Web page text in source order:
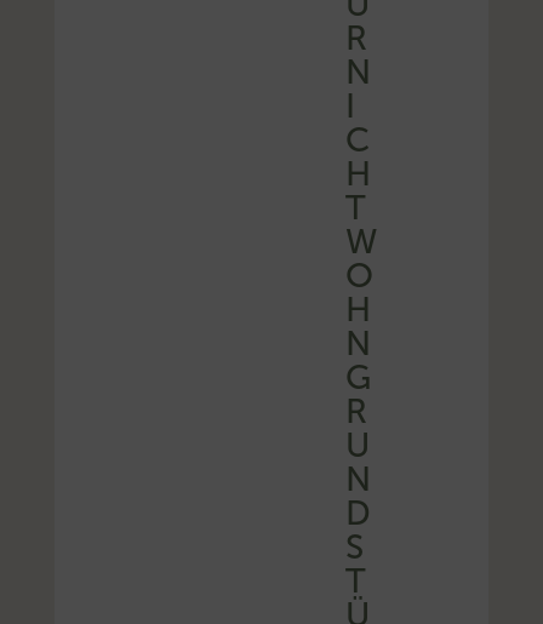
N
I
C
H
T
W
O
H
N
G
R
U
N
D
S
T
Ü
C